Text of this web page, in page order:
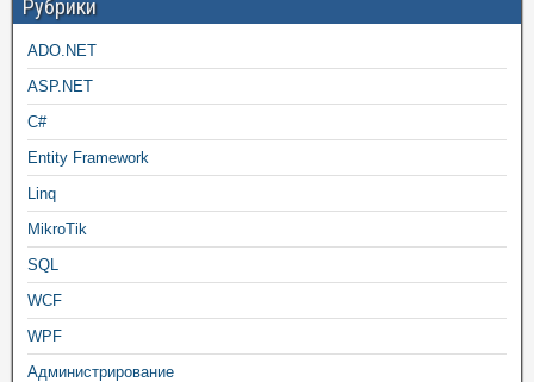
Рубрики
ADO.NET
ASP.NET
C#
Entity Framework
Linq
MikroTik
SQL
WCF
WPF
Администрирование